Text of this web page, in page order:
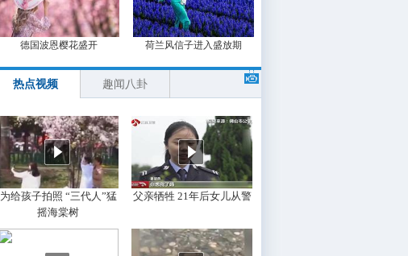
德国波恩樱花盛开 荷兰风信子进入盛放期
热点视频 趣闻八卦
为给孩子拍照 “三代人”猛
摇海棠树
父亲牺牲 21年后女儿从警